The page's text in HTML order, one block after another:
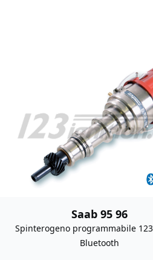
Saab 95 96
Spinterogeno programmabile
Bluetooth